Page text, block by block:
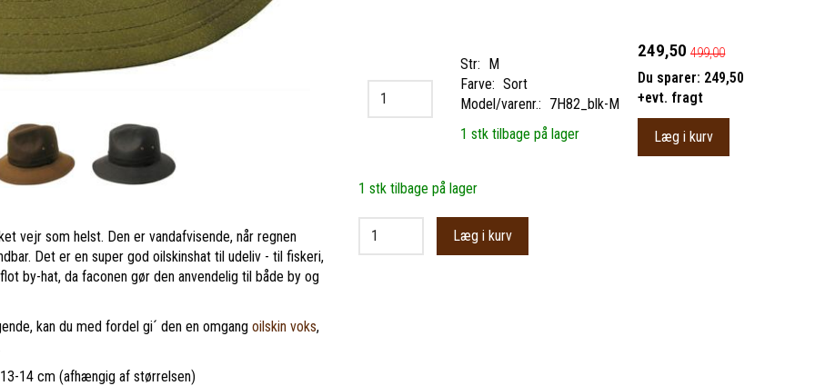
vejr som helst. Den er vandafvisende, når regnen
Det er en super god oilskinshat til udeliv - til fiskeri,
by-hat, da faconen gør den anvendelig til både by og
kan du med fordel gi´ den en omgang oilskin voks,
14 cm (afhængig af størrelsen)
Str: M
Farve: Sort
Model/varenr.: 7H82_blk-M
1 stk tilbage på lager
249,50 499,00
Du sparer: 249,50
+evt. fragt
Læg i kurv
1 stk tilbage på lager
Læg i kurv